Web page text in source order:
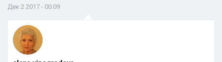
Дек 2 2017 - 00:09